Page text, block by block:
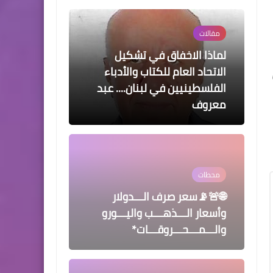
مقالات
لماذا الاخفاق في تشكيل
الاتحاد العام للكتاب والأدباء
الفلسطينيين في لبنان.... عبد
معروف
محطات
🌐🚨📡سعر صرف الـــدولار
وأسعار الـــذهـــب واليـــورو
والـــمـــحـــروقـــات*